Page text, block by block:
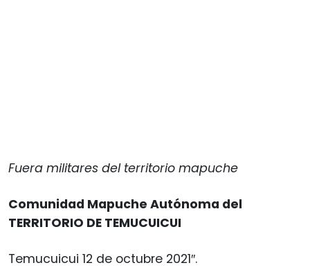
Fuera militares del territorio mapuche
Comunidad Mapuche Autónoma del
TERRITORIO DE TEMUCUICUI
Temucuicui 12 de octubre 2021″.